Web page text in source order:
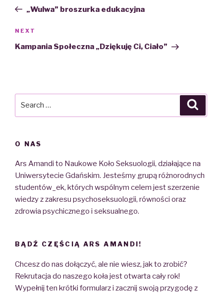
Post„Wulwa” broszurka edukacyjna
Next
Post
NEXT
Kampania Społeczna „Dziękuję Ci, Ciało”
O NAS
Ars Amandi to Naukowe Koło Seksuologii, działające na
Uniwersytecie Gdańskim. Jesteśmy grupą różnorodnych
studentów_ek, których wspólnym celem jest szerzenie
wiedzy z zakresu psychoseksuologii, równości oraz
zdrowia psychicznego i seksualnego.
BĄDŹ CZĘŚCIĄ ARS AMANDI!
Chcesz do nas dołączyć, ale nie wiesz, jak to zrobić?
Rekrutacja do naszego koła jest otwarta cały rok!
Wypełnij ten krótki formularz i zacznij swoją przygodę z